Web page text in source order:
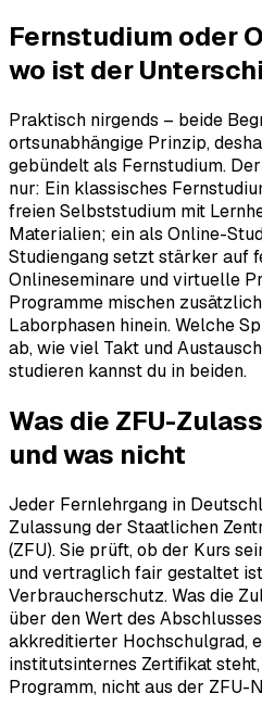
Fernstudium oder
wo ist der
Praktisch nirgends – beide
ortsunabhängige Prinzip,
gebündelt als Fernstudium.
nur: Ein klassisches
freien Selbststudium mit
Materialien; ein als Online-
Studiengang setzt stärker auf
Onlineseminare und virtuelle
Programme mischen
Laborphasen hinein. Welche
ab, wie viel Takt und
studieren kannst du in beiden.
Was die ZFU-
und was nicht
Jeder Fernlehrgang in
Zulassung der Staatlichen
(ZFU). Sie prüft, ob der Kurs
und vertraglich fair gestaltet
Verbraucherschutz. Was die
über den Wert des
akkreditierter Hochschulgrad,
institutsinternes Zertifikat
Programm, nicht aus der ZFU-